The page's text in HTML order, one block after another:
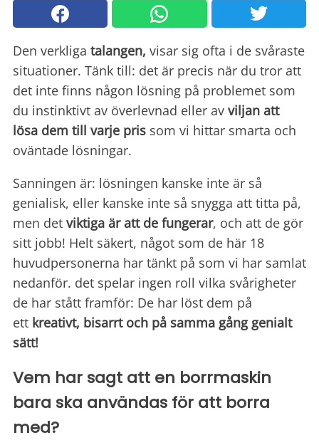
Den verkliga talangen, visar sig ofta i de svåraste
situationer. Tänk till: det är precis när du tror att
det inte finns någon lösning på problemet som
du instinktivt av överlevnad eller av viljan att
lösa dem till varje pris som vi hittar smarta och
oväntade lösningar.
Sanningen är: lösningen kanske inte är så
genialisk, eller kanske inte så snygga att titta på,
men det viktiga är att de fungerar, och att de gör
sitt jobb! Helt säkert, något som de här 18
huvudpersonerna har tänkt på som vi har samlat
nedanför. det spelar ingen roll vilka svårigheter
de har stått framför: De har löst dem på
ett kreativt, bisarrt och på samma gång genialt
sätt!
Vem har sagt att en borrmaskin
bara ska användas för att borra
med?